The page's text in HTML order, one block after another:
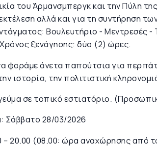
του Άρμανσμπεργκ και την Πύλη
αλλά και για τη συντήρηση
Βουλευτήριο - Μεντρεσές
ξενάγησης: δύο (2) ώρες.
φοράμε άνετα παπούτσια για
ιστορία, την πολιτιστική
σε τοπικό εστιατόριο.
Σάββατο 28/03/2026
20.00 (08.00: ώρα αναχώρησης από